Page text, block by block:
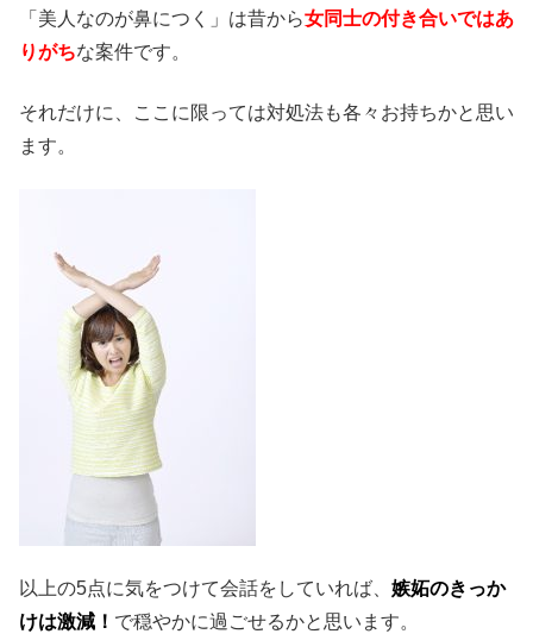
「美人なのが鼻につく」は昔から女同士の付き合いではあ
りがちな案件です。
それだけに、ここに限っては対処法も各々お持ちかと思い
ます。
以上の5点に気をつけて会話をしていれば、 嫉妬のきっか
けは激減！ で穏やかに過ごせるかと思います。